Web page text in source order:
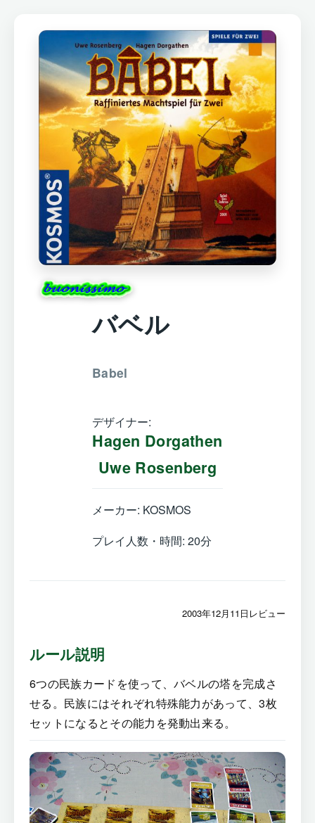
バベル
Babel
デザイナー:
Hagen Dorgathen
Uwe Rosenberg
メーカー: KOSMOS
プレイ人数・時間: 20分
2003年12月11日レビュー
ルール説明
6つの民族カードを使って、バベルの塔を完成さ
せる。民族にはそれぞれ特殊能力があって、3枚
セットになるとその能力を発動出来る。